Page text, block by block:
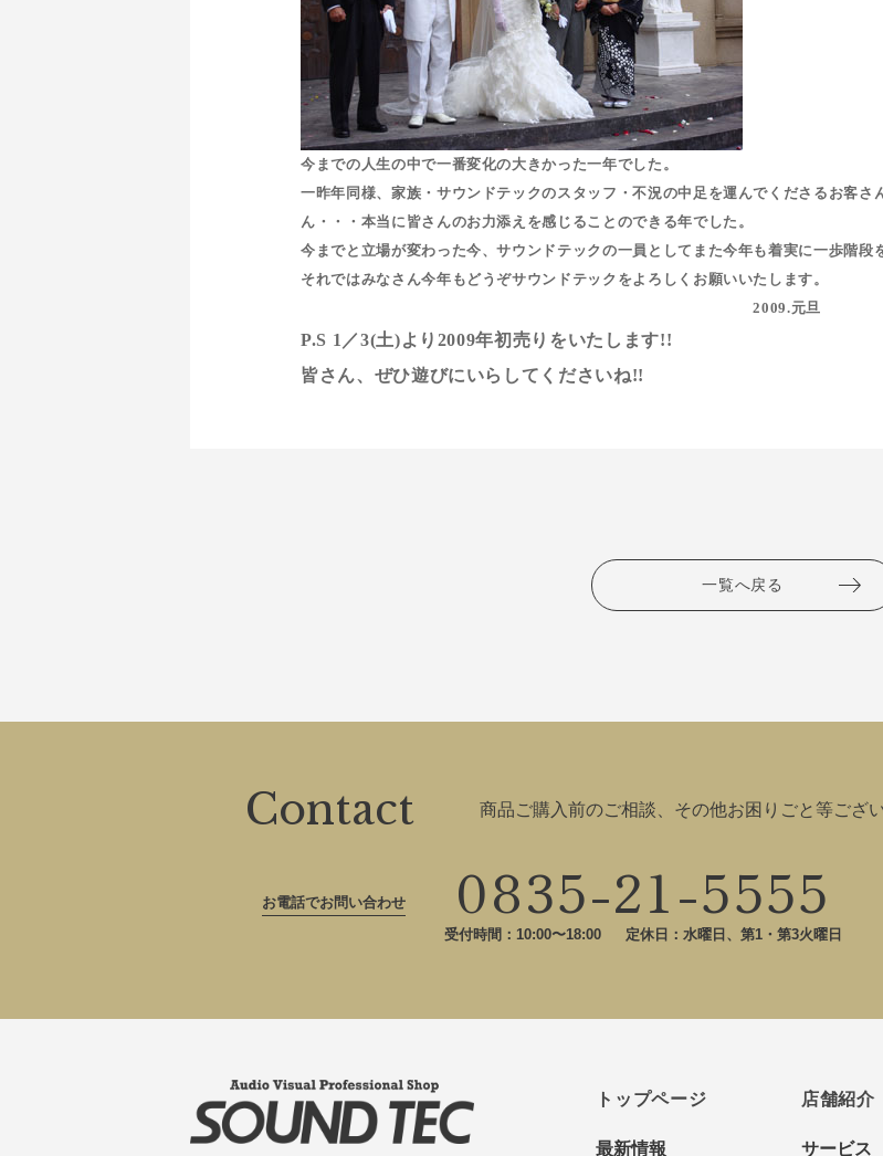
今までの人生の中で一番変化の大きかった一年でした。
一昨年同様、家族・サウンドテックのスタッフ・不況の中足を運んでくださるお客さ
ん・・・本当に皆さんのお力添えを感じることのできる年でした。
今までと立場が変わった今、サウンドテックの一員としてまた今年も着実に一歩階段
それではみなさん今年もどうぞサウンドテックをよろしくお願いいたします。
2009.元旦
P.S 1／3(土)より2009年初売りをいたします!!
皆さん、ぜひ遊びにいらしてくださいね!!
一覧へ戻る
Contact 商品ご購入前のご相談、その他お困りごと等ござ
お電話でお問い合わせ 0835-21-5555
受付時間：10:00〜18:00 定休日：水曜日、第1・第3火曜日
トップページ
最新情報
店舗紹介
サービス